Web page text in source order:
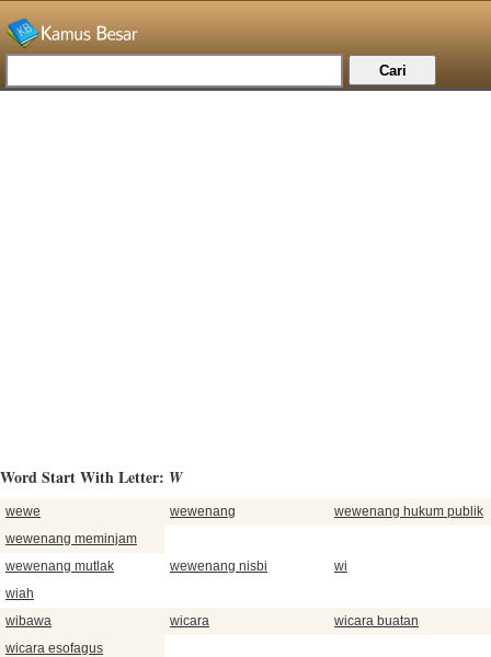
Word Start With Letter: W
wewe wewenang
wewenang hukum publik
wewenang meminjam
wewenang mutlak
wewenang nisbi
wi
wiah
wibawa
wicara
wicara buatan
wicara esofagus